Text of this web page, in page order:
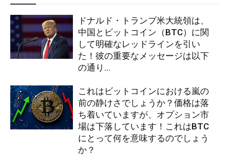
ドナルド・トランプ米大統領は、
中国とビットコイン（BTC）に関
して明確なレッドラインを引い
た！彼の重要なメッセージは以下
の通り…
これはビットコインにおける嵐の
前の静けさでしょうか？価格は落
ち着いていますが、オプション市
場は下落しています！これはBTC
にとって何を意味するのでしょう
か？